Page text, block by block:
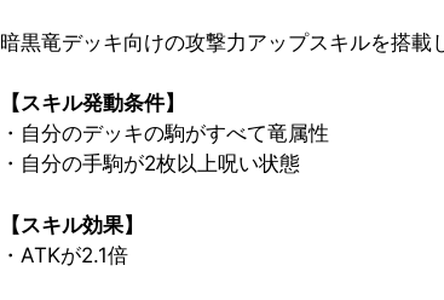
暗黒竜デッキ向けの攻撃力アップスキルを搭載
【スキル発動条件】
・自分のデッキの駒がすべて竜属性
・自分の手駒が2枚以上呪い状態
【スキル効果】
・ATKが2.1倍